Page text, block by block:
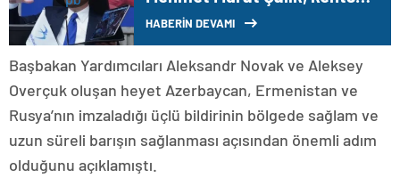
yenilenme projesini açıkladı
HABERİN DEVAMI
Başbakan Yardımcıları Aleksandr Novak ve Aleksey
Overçuk oluşan heyet Azerbaycan, Ermenistan ve
Rusya’nın imzaladığı üçlü bildirinin bölgede sağlam ve
uzun süreli barışın sağlanması açısından önemli adım
olduğunu açıklamıştı.